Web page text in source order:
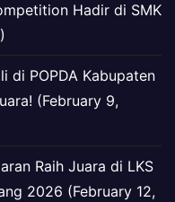
Hadir di SMK
di POPDA Kabupaten
(February 9,
Raih Juara di LKS
2026 (February 12,